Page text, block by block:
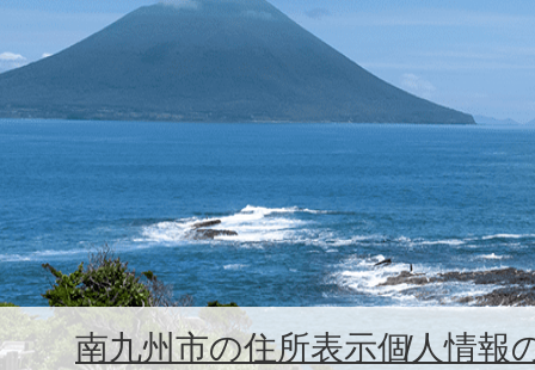
南九州市の住所表示個人情報